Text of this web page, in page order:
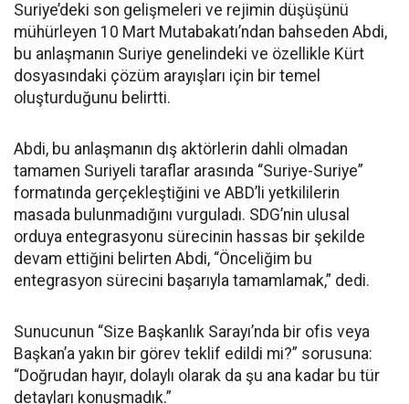
Suriye’deki son gelişmeleri ve rejimin düşüşünü
mühürleyen 10 Mart Mutabakatı’ndan bahseden Abdi,
bu anlaşmanın Suriye genelindeki ve özellikle Kürt
dosyasındaki çözüm arayışları için bir temel
oluşturduğunu belirtti.
Abdi, bu anlaşmanın dış aktörlerin dahli olmadan
tamamen Suriyeli taraflar arasında “Suriye-Suriye”
formatında gerçekleştiğini ve ABD’li yetkililerin
masada bulunmadığını vurguladı. SDG’nin ulusal
orduya entegrasyonu sürecinin hassas bir şekilde
devam ettiğini belirten Abdi, “Önceliğim bu
entegrasyon sürecini başarıyla tamamlamak,” dedi.
Sunucunun “Size Başkanlık Sarayı’nda bir ofis veya
Başkan’a yakın bir görev teklif edildi mi?” sorusuna:
“Doğrudan hayır, dolaylı olarak da şu ana kadar bu tür
detayları konuşmadık.”